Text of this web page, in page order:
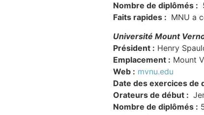
Nombre de diplômés :
Faits rapides : MNU a
Université Mount
Président : Henry
Emplacement : Mount
Web : mvnu.edu
Date des exercices de
Orateurs de début :
Nombre de diplômés :